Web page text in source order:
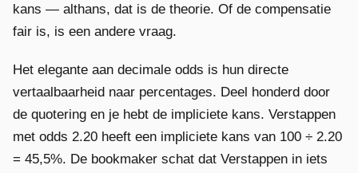
kans — althans, dat is de theorie. Of de compensatie
fair is, is een andere vraag.
Het elegante aan decimale odds is hun directe
vertaalbaarheid naar percentages. Deel honderd door
de quotering en je hebt de impliciete kans. Verstappen
met odds 2.20 heeft een impliciete kans van 100 ÷ 2.20
= 45,5%. De bookmaker schat dat Verstappen in iets